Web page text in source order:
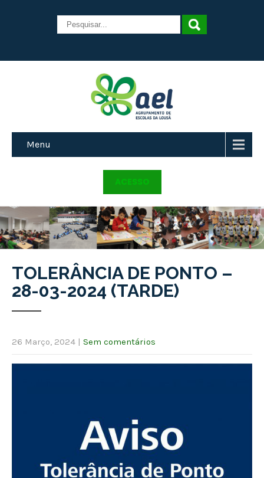
Menu
ACESSO
TOLERÂNCIA DE PONTO –
28-03-2024 (TARDE)
26 Março, 2024 | Sem comentários